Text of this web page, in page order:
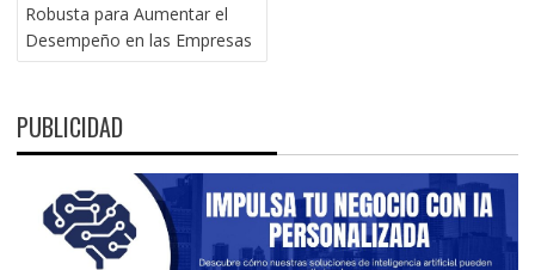
Robusta para Aumentar el
Desempeño en las Empresas
PUBLICIDAD